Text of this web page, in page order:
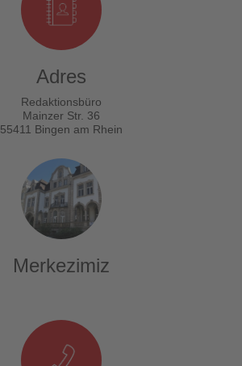
Adres
Redaktionsbüro
Mainzer Str. 36
55411 Bingen am Rhein
Merkezimiz